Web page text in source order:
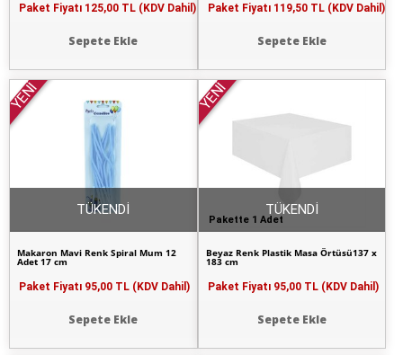
Paket Fiyatı 125,00 TL (KDV Dahil)
Sepete Ekle
Paket Fiyatı 119,50 TL (KDV Dahil)
Sepete Ekle
YENİ
Makaron Mavi Renk Spiral Mum 12
Adet 17 cm
Paket Fiyatı 95,00 TL (KDV Dahil)
Sepete Ekle
TÜKENDİ
Pakette 1 Adet
YENİ
Beyaz Renk Plastik Masa Örtüsü137 x
183 cm
Paket Fiyatı 95,00 TL (KDV Dahil)
Sepete Ekle
TÜKENDİ